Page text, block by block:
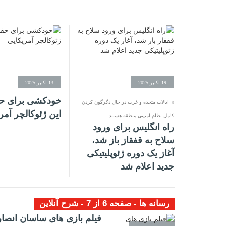
19 اکتبر 2025
ایالات متحده و غرب در حال دگرگون کردن
کامل نظام امنیتی منطقه هستند
راه انگلیس برای ورود
سلاح به قفقاز باز شد،
آغاز یک دوره ژئوپلیتیکی
جدید اعلام شد
13 اکتبر 2025
خودکشی برای
این ژئوکالچر
رسانه ها - صفحه 6 از 7 - شرح آنلاین
فیلم بازی های ساسان